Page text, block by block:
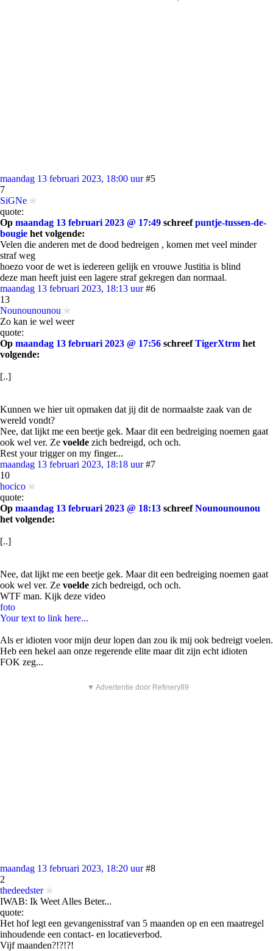
maandag 13 februari 2023, 18:00 uur #5
7
SiGNe
quote:
Op maandag 13 februari 2023 @ 17:49 schreefpuntje-tussen-de-
bougie het volgende:
Velen die anderen met de dood bedreigen , komen met veel minder
straf weg
hoezo voor de wet is iedereen gelijk en vrouwe Justitia is blind
deze man heeft juist een lagere straf gekregen dan normaal.
maandag 13 februari 2023, 18:13 uur #6
13
Nounounounou
Zo kan ie wel weer
quote:
Op maandag 13 februari 2023 @ 17:56 schreefTigerXtrm het
volgende:
[..]
Kunnen we hier uit opmaken dat jij dit de normaalste zaak van de
wereld vondt?
Nee, dat lijkt me een beetje gek. Maar dit een bedreiging noemen gaat
ook wel ver. Ze voelde zich bedreigd, och och.
Rest your trigger on my finger...
maandag 13 februari 2023, 18:18 uur #7
10
hocico
quote:
Op maandag 13 februari 2023 @ 18:13 schreefNounounounou
het volgende:
[..]
Nee, dat lijkt me een beetje gek. Maar dit een bedreiging noemen gaat
ook wel ver. Ze voelde zich bedreigd, och och.
WTF man. Kijk deze video
foto
Your text to link here...
Als er idioten voor mijn deur lopen dan zou ik mij ook bedreigt voelen.
Heb een hekel aan onze regerende elite maar dit zijn echt idioten
FOK zeg...
▼ Advertentie door Refinery89
maandag 13 februari 2023, 18:20 uur #8
2
thedeedster
IWAB: Ik Weet Alles Beter...
quote:
Het hof legt een gevangenisstraf van 5 maanden op en een maatregel
inhoudende een contact- en locatieverbod.
Vijf maanden?!?!?!